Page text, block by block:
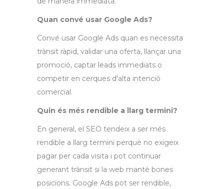
Quan convé usar Google Ads?
Convé usar Google Ads quan es necessita
trànsit ràpid, validar una oferta, llançar una
promoció, captar leads immediats o
competir en cerques d'alta intenció
comercial.
Quin és més rendible a llarg termini?
En general, el SEO tendeix a ser més
rendible a llarg termini perquè no exigeix
pagar per cada visita i pot continuar
generant trànsit si la web manté bones
posicions. Google Ads pot ser rendible,